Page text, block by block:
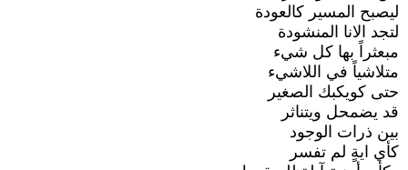
ليصبح المسير كالعودة
لتجد الانا المنشودة
مبعثراً بها كل شيء
متلاشياً في اللاشيء
حتى كويكبك الصغير
قد يضمحل ويتناثر
بين ذرات الوجود
كأي ايةٍ لم تفسر